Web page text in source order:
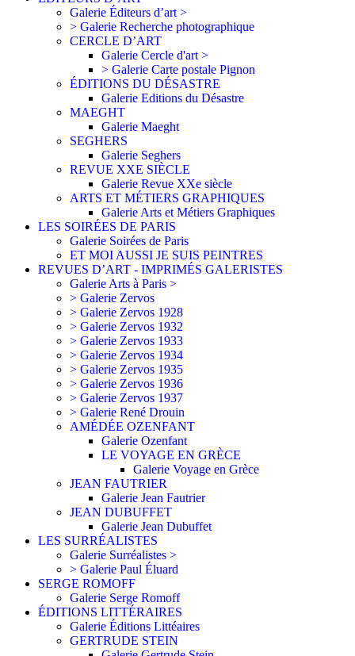
Galerie Éditeurs d’art >
> Galerie Recherche photographique
CERCLE D’ART
Galerie Cercle d'art >
> Galerie Carte postale Pignon
ÉDITIONS DU DÉSASTRE
Galerie Editions du Désastre
MAEGHT
Galerie Maeght
SEGHERS
Galerie Seghers
REVUE XXE SIÈCLE
Galerie Revue XXe siècle
ARTS ET MÉTIERS GRAPHIQUES
Galerie Arts et Métiers Graphiques
LES SOIRÉES DE PARIS
Galerie Soirées de Paris
ET MOI AUSSI JE SUIS PEINTRES
REVUES D’ART - IMPRIMÉS GALERISTES
Galerie Arts à Paris >
> Galerie Zervos
> Galerie Zervos 1928
> Galerie Zervos 1932
> Galerie Zervos 1933
> Galerie Zervos 1934
> Galerie Zervos 1935
> Galerie Zervos 1936
> Galerie Zervos 1937
> Galerie René Drouin
AMÉDÉE OZENFANT
Galerie Ozenfant
LE VOYAGE EN GRÈCE
Galerie Voyage en Grèce
JEAN FAUTRIER
Galerie Jean Fautrier
JEAN DUBUFFET
Galerie Jean Dubuffet
LES SURRÉALISTES
Galerie Surréalistes >
> Galerie Paul Éluard
SERGE ROMOFF
Galerie Serge Romoff
ÉDITIONS LITTÉRAIRES
Galerie Éditions Littéaires
GERTRUDE STEIN